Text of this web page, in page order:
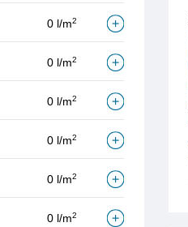
0 l/m2
0 l/m2
0 l/m2
0 l/m2
0 l/m2
0 l/m2